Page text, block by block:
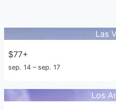
Las
$77+
sep. 14 – sep. 17
Los